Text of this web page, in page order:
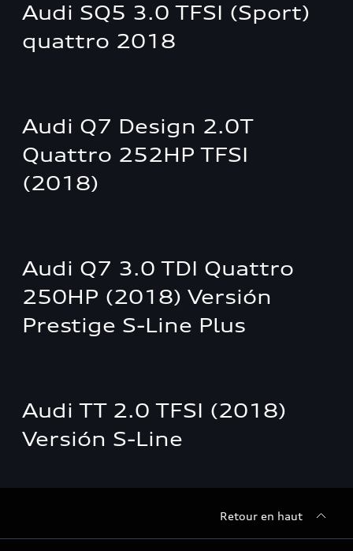
Audi SQ5 3.0 TFSI (Sport)
quattro 2018
Audi Q7 Design 2.0T
Quattro 252HP TFSI
(2018)
Audi Q7 3.0 TDI Quattro
250HP (2018) Versión
Prestige S-Line Plus
Audi TT 2.0 TFSI (2018)
Versión S-Line
Retour en haut